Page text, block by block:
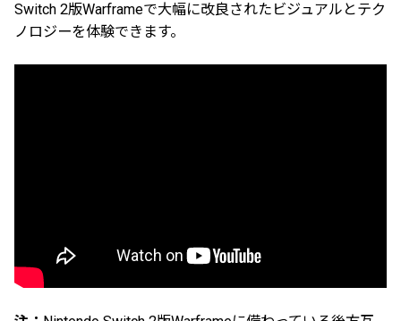
Switch 2版Warframeで大幅に改良されたビジュアルとテク
ノロジーを体験できます。